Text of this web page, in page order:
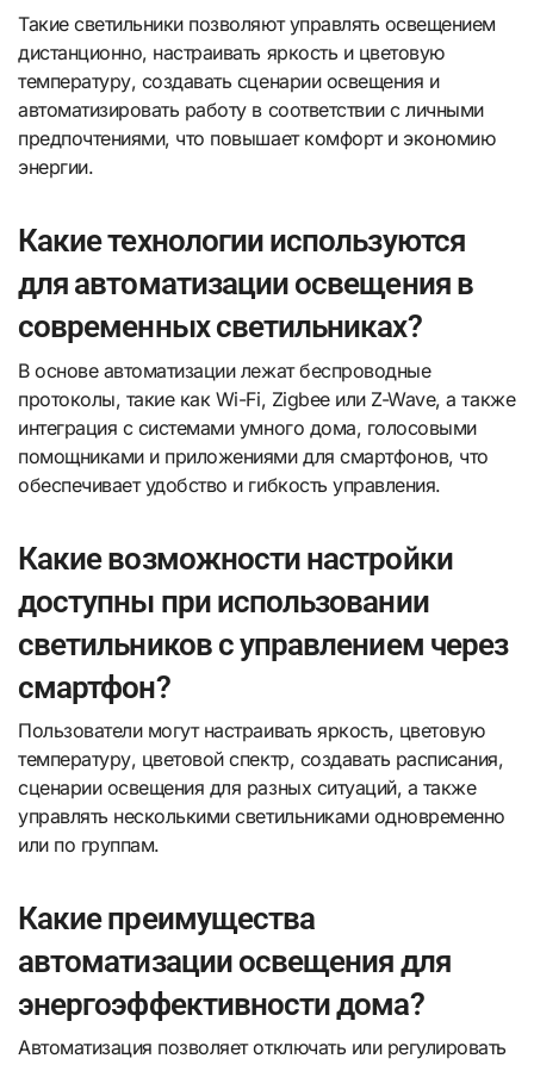
Такие светильники позволяют управлять освещением
дистанционно, настраивать яркость и цветовую
температуру, создавать сценарии освещения и
автоматизировать работу в соответствии с личными
предпочтениями, что повышает комфорт и экономию
энергии.
Какие технологии используются
для автоматизации освещения в
современных светильниках?
В основе автоматизации лежат беспроводные
протоколы, такие как Wi-Fi, Zigbee или Z-Wave, а также
интеграция с системами умного дома, голосовыми
помощниками и приложениями для смартфонов, что
обеспечивает удобство и гибкость управления.
Какие возможности настройки
доступны при использовании
светильников с управлением через
смартфон?
Пользователи могут настраивать яркость, цветовую
температуру, цветовой спектр, создавать расписания,
сценарии освещения для разных ситуаций, а также
управлять несколькими светильниками одновременно
или по группам.
Какие преимущества
автоматизации освещения для
энергоэффективности дома?
Автоматизация позволяет отключать или регулировать